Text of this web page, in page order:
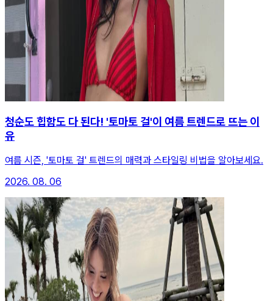
청순도 힙함도 다 된다! '토마토 걸'이 여름 트렌드로 뜨는 이
유
여름 시즌, '토마토 걸' 트렌드의 매력과 스타일링 비법을 알아보세요.
2026. 08. 06